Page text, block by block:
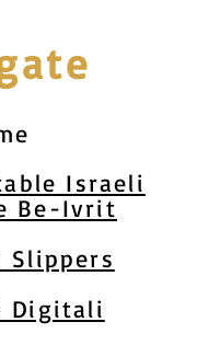
Israeli
Be-Ivrit
Slippers
Digitali